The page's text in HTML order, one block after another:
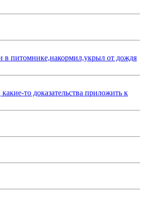
в питомнике,накормил,укрыл от дождя
то доказательства приложить к